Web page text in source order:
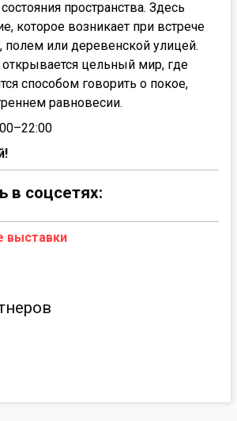
пространства. Здесь
которое возникает при встрече
полем или деревенской улицей.
цельный мир, где
способом говорить о покое,
равновесии.
в соцсетях:
выставки